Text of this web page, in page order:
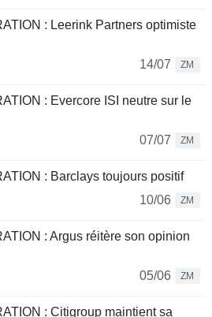
: Leerink Partners optimiste
14/07
ZM
: Evercore ISI neutre sur le
07/07
ZM
: Barclays toujours positif
10/06
ZM
: Argus réitère son opinion
05/06
ZM
: Citigroup maintient sa